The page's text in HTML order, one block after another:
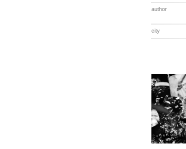
author
city